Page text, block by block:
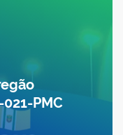
021-PMC